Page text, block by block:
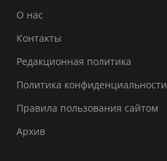
О нас
Контакты
Редакционная политика
Политика конфиденциальности
Правила пользования сайтом
Архив